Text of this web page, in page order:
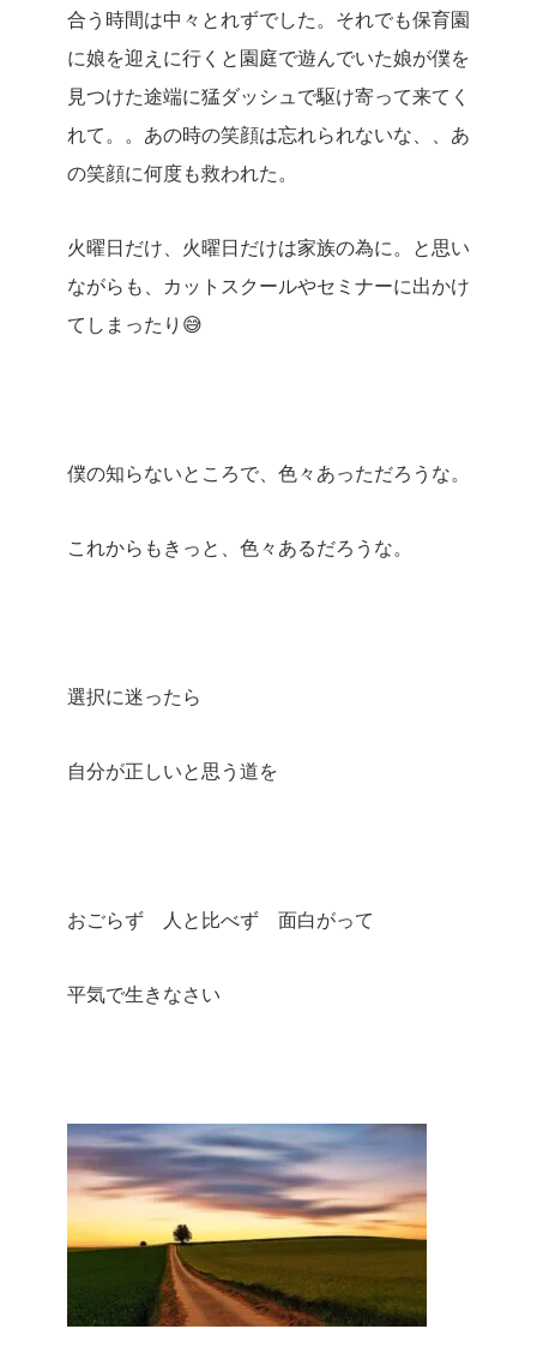
合う時間は中々とれずでした。それでも保育園
に娘を迎えに行くと園庭で遊んでいた娘が僕を
見つけた途端に猛ダッシュで駆け寄って来てく
れて。。あの時の笑顔は忘れられないな、、あ
の笑顔に何度も救われた。
火曜日だけ、火曜日だけは家族の為に。と思い
ながらも、カットスクールやセミナーに出かけ
てしまったり😅
僕の知らないところで、色々あっただろうな。
これからもきっと、色々あるだろうな。
選択に迷ったら
自分が正しいと思う道を
おごらず 人と比べず 面白がって
平気で生きなさい